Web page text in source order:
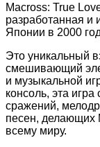
Macross: True
разработанная и
Японии в 2000
Это уникальный
смешивающий
и музыкальной
консоль, эта
сражений,
песен, делающих
всему миру.